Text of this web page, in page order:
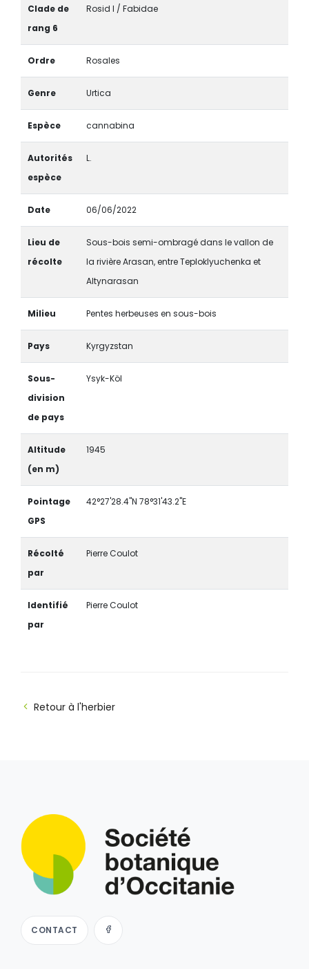
Clade de
rang 6
Rosid I / Fabidae
Ordre Rosales
Genre Urtica
Espèce cannabina
Autorités
espèce
L.
Date 06/06/2022
Lieu de
récolte
Sous-bois semi-ombragé dans le vallon de
la rivière Arasan, entre Teploklyuchenka et
Altynarasan
Milieu Pentes herbeuses en sous-bois
Pays Kyrgyzstan
Sous-
division
de pays
Ysyk-Köl
Altitude
(en m)
1945
Pointage
GPS
42°27'28.4"N 78°31'43.2"E
Récolté
par
Pierre Coulot
Identifié
par
Pierre Coulot
Retour à l'herbier
CONTACT